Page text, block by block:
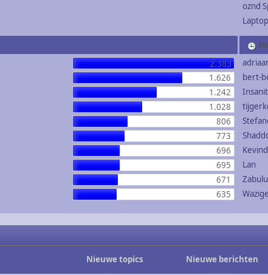
oznd
2.383
1.626
1.242
1.028
806
773
696
695
671
635
bert-
Lan
Nieuwe topics Nieuwe berichten